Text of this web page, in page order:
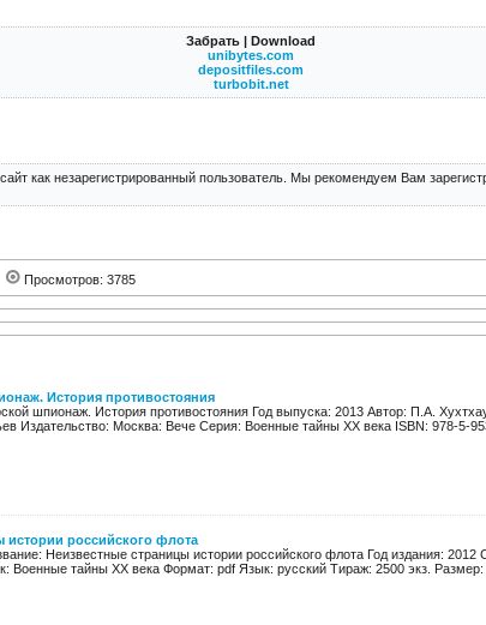
Забрать | Download
unibytes.com
depositfiles.com
turbobit.net
как незарегистрированный пользователь. Мы рекомендуем Вам
Просмотров: 3785
История противостояния
шпионаж. История противостояния Год выпуска: 2013 Автор: П.А.
Издательство: Москва: Вече Серия: Военные тайны XX века ISBN: 978-5-
истории российского флота
Неизвестные страницы истории российского флота Год издания: 2012
Военные тайны XX века Формат: pdf Язык: русский Тираж: 2500 экз. Размер: